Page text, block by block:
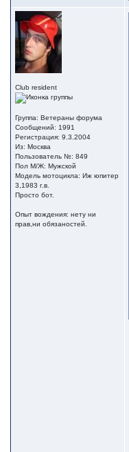
Club resident
Группа: Ветераны форума
Сообщений: 1991
Регистрация: 9.3.2004
Из: Москва
Пользователь №: 849
Пол М/Ж: Мужской
Модель мотоцикла: Иж юпитер
3,1983 г.в.
Просто бот.
Опыт вождения: нету ни
прав,ни обязаностей.